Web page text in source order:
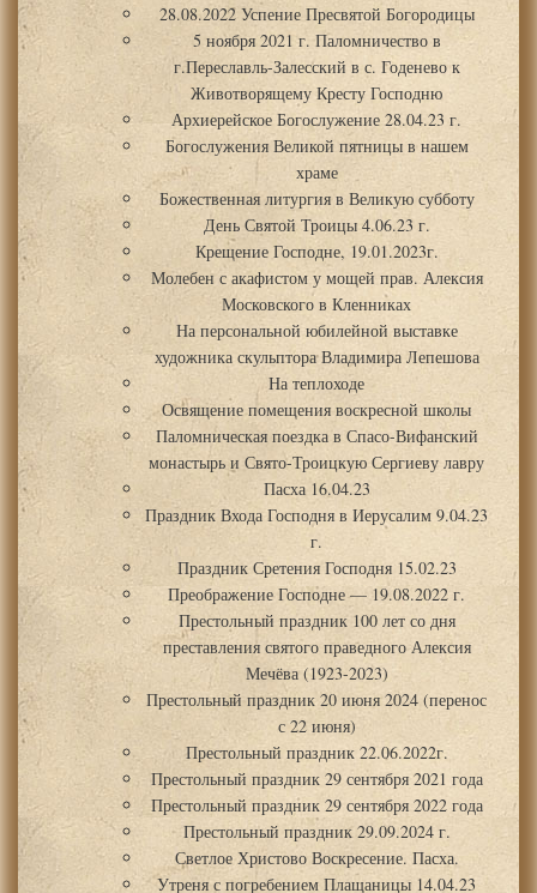
28.08.2022 Успение Пресвятой Богородицы
5 ноября 2021 г. Паломничество в
г.Переславль-Залесский в с. Годенево к
Животворящему Кресту Господню
Архиерейское Богослужение 28.04.23 г.
Богослужения Великой пятницы в нашем
храме
Божественная литургия в Великую субботу
День Святой Троицы 4.06.23 г.
Крещение Господне, 19.01.2023г.
Молебен с акафистом у мощей прав. Алексия
Московского в Кленниках
На персональной юбилейной выставке
художника скульптора Владимира Лепешова
На теплоходе
Освящение помещения воскресной школы
Паломническая поездка в Спасо-Вифанский
монастырь и Свято-Троицкую Сергиеву лавру
Пасха 16.04.23
Праздник Входа Господня в Иерусалим 9.04.23
г.
Праздник Сретения Господня 15.02.23
Преображение Господне — 19.08.2022 г.
Престольный праздник 100 лет со дня
преставления святого праведного Алексия
Мечёва (1923-2023)
Престольный праздник 20 июня 2024 (перенос
с 22 июня)
Престольный праздник 22.06.2022г.
Престольный праздник 29 сентября 2021 года
Престольный праздник 29 сентября 2022 года
Престольный праздник 29.09.2024 г.
Светлое Христово Воскресение. Пасха.
Утреня с погребением Плащаницы 14.04.23